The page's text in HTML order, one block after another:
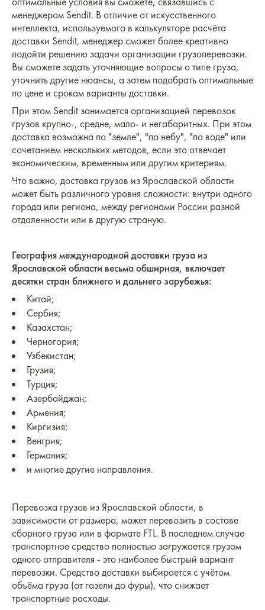
менеджером Sendit. В отличие от искусственного
интеллекта, используемого в калькуляторе расчёта
доставки Sendit, менеджер сможет более креативно
подойти решению задачи организации грузоперевозки.
Вы сможете задать уточняющие вопросы о типе груза,
уточнить другие нюансы, а затем подобрать оптимальные
по цене и срокам варианты доставки.
При этом Sendit занимается организацией перевозок
грузов крупно-, средне, мало- и негабаритных. При этом
доставка возможна по "земле", "по небу", "по воде" или
сочетанием нескольких методов, если это отвечает
экономическим, временным или другим критериям.
Что важно, доставка грузов из Ярославской области
может быть различного уровня сложности: внутри одного
города или региона, между регионами России разной
отдаленности или в другую страную.
География международной доставки груза из
Ярославской области весьма обширная, включает
десятки стран ближнего и дальнего зарубежья:
Китай;
Сербия;
Казахстан;
Черногория;
Узбекистан;
Грузия;
Турция;
Азербайджан;
Армения;
Киргизия;
Венгрия;
Германия;
и многие другие направления.
Перевозка грузов из Ярославской области, в
зависимости от размера, может перевозить в составе
сборного груза или в формате FTL. В последнем случае
транспортное средство полностью загружается грузом
одного отправителя - это наиболее быстрый вариант
перевозки. Средство доставки выбирается с учётом
объёма груза (от газели до фуры), что снижает
транспортные расходы.